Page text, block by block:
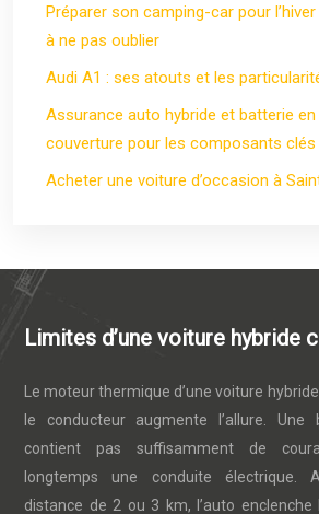
Préparer son camping-car pour
à ne pas oublier
Audi A1 : ses atouts et les
Assurance auto hybride et batterie en
couverture pour les composants clés
Acheter une voiture d’occasion à
Limites d’une voiture hybride
Le moteur thermique d’une voiture
le conducteur augmente l’allure. Une
contient pas suffisamment de
longtemps une conduite électrique.
distance de 2 ou 3 km, l’auto